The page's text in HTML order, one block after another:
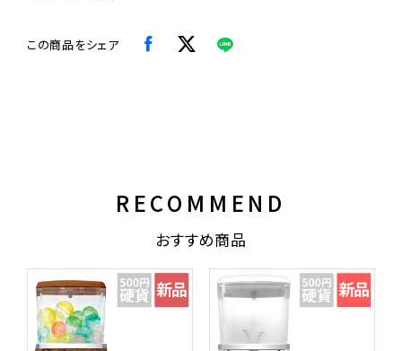
この商品をシェア
RECOMMEND
おすすめ商品